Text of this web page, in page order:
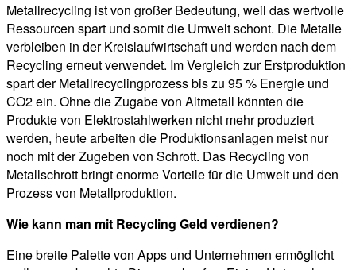
Metallrecycling ist von großer Bedeutung, weil das wertvolle
Ressourcen spart und somit die Umwelt schont. Die Metalle
verbleiben in der Kreislaufwirtschaft und werden nach dem
Recycling erneut verwendet. Im Vergleich zur Erstproduktion
spart der Metallrecyclingprozess bis zu 95 % Energie und
CO2 ein. Ohne die Zugabe von Altmetall könnten die
Produkte von Elektrostahlwerken nicht mehr produziert
werden, heute arbeiten die Produktionsanlagen meist nur
noch mit der Zugeben von Schrott. Das Recycling von
Metallschrott bringt enorme Vorteile für die Umwelt und den
Prozess von Metallproduktion.
Wie kann man mit Recycling Geld verdienen?
Eine breite Palette von Apps und Unternehmen ermöglicht